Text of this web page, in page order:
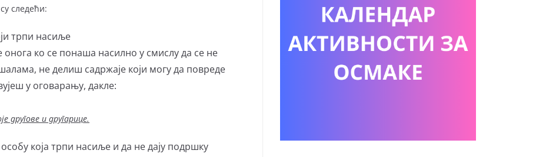
следећи:
трпи насиље
ко се понаша насилно у смислу да се не
не делиш садржаје који могу да повреде
у оговарању, дакле:
другове и другарице.
која трпи насиље и да не дају подршку